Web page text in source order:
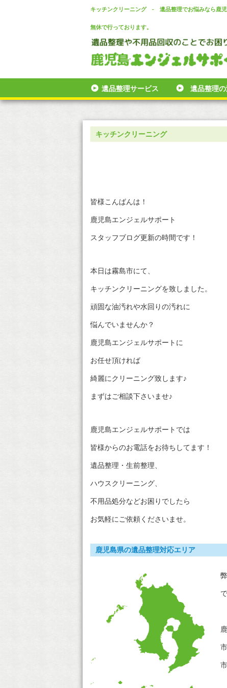
キッチンクリーニング - 遺品整理でお悩みなら鹿児
無休で行っております。
遺品整理サービス 遺品整理
キッチンクリーニング
皆様こんばんは！
鹿児島エンジェルサポート
スタッフブログ更新の時間です！
本日は霧島市にて、
キッチンクリーニングを致しました。
頑固な油汚れや水回りの汚れに
悩んでいませんか？
鹿児島エンジェルサポートに
お任せ頂ければ
綺麗にクリーニング致します♪
まずはご相談下さいませ♪
鹿児島エンジェルサポートでは
皆様からのお電話をお待ちしてます！
遺品整理・生前整理、
ハウスクリーニング、
不用品処分などお困りでしたら
お気軽にご依頼くださいませ。
鹿児島県の遺品整理対応エリア